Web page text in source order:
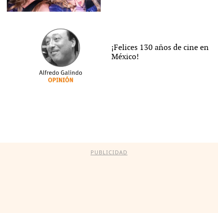
¡Felices 130 años de cine en
México!
PUBLICIDAD